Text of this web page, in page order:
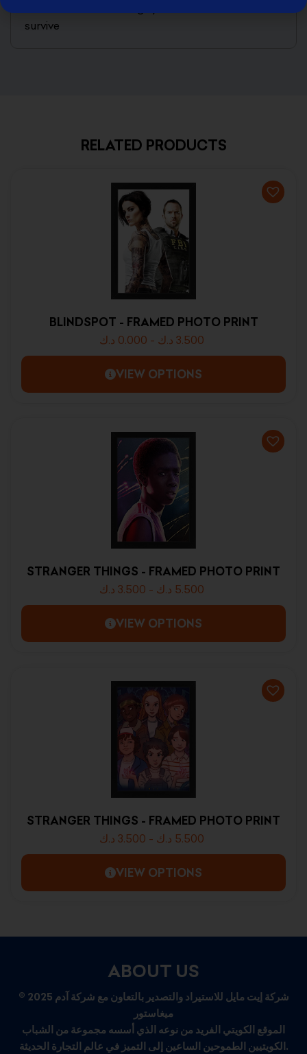
survive
RELATED PRODUCTS
BLINDSPOT - FRAMED PHOTO PRINT
0.000 د.ك - 3.500 د.ك
VIEW OPTIONS
STRANGER THINGS - FRAMED PHOTO PRINT
3.500 د.ك - 5.500 د.ك
VIEW OPTIONS
STRANGER THINGS - FRAMED PHOTO PRINT
3.500 د.ك - 5.500 د.ك
VIEW OPTIONS
ABOUT US
© 2025 شركة إيت مايل للاستيراد والتصدير بالتعاون مع شركة آدم
ميغاستور
الموقع الكويتي الفريد من نوعه الذي أسسه مجموعة من الشباب
الكويتيين الطموحين الساعين إلى التميز في عالم التجارة الحديثة.